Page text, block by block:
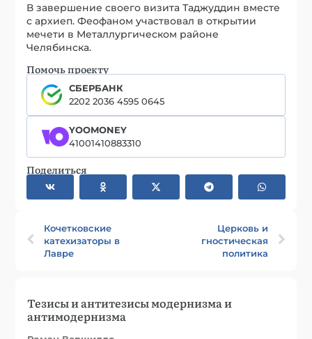
В завершение своего визита Таджуддин вместе
с архиеп. Феофаном участвовал в открытии
мечети в Металлургическом районе
Челябинска.
Помочь проекту
СБЕРБАНК
2202 2036 4595 0645
YOOMONEY
41001410883310
Поделиться
Кочетковские
катехизаторы в
Лавре
Церковь и
гностическая
политика
Тезисы и антитезисы модернизма и
антимодернизма